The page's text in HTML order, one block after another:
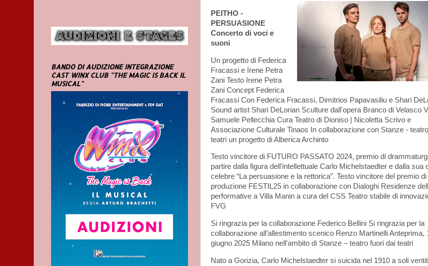
PEITHO -
PERSUASIONE
Concerto di voci e
suoni
Un progetto di Federica
Fracassi e Irene Petra
Zani Testo Irene Petra
Zani Concept Federica
Fracassi Con Federica Fracassi, Dimitrios Papavasiliu e Shari
Sound artist Shari DeLorian Sculture dall'opera Branco di Velasco
Samuele Pellecchia Cura Teatro di Dioniso | Nicoletta Scrivo e
Associazione Culturale Tinaos In collaborazione con Stanze -
teatri un progetto di Alberica Archinto
Testo vincitore di FUTURO PASSATO 2024, premio di
partire dalla figura dell’intellettuale Carlo Michelstaedter e dalla sua
celebre “La persuasione e la rettorica”. Testo vincitore del premio di
produzione FESTIL25 in collaborazione con Dialoghi Residenze
performative a Villa Manin a cura del CSS Teatro stabile di
FVG
Si ringrazia per la collaborazione Federico Bellini Si ringrazia per la
collaborazione all’allestimento scenico Renzo Martinelli Anteprima,
giugno 2025 Milano nell'ambito di Stanze – teatro fuori dai teatri
Nato a Gorizia, Carlo Michelstaedter si suicida nel 1910 a soli
BANDO DI AUDIZIONE INTEGRAZIONE
CAST WINX CLUB "THE MAGIC IS BACK IL
MUSICAL"